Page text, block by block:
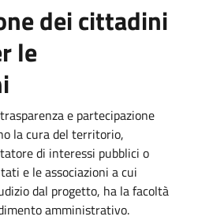
dei cittadini
le
e partecipazione
la cura del territorio,
di interessi pubblici o
e le associazioni a cui
dal progetto, ha la facoltà
amministrativo.